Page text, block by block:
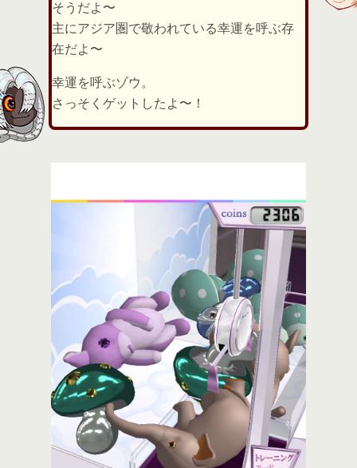
そうだよ〜
主にアジア圏で敬われている幸運を呼ぶ存
在だよ〜
幸運を呼ぶゾウ。
さっそくゲットしたよ〜！